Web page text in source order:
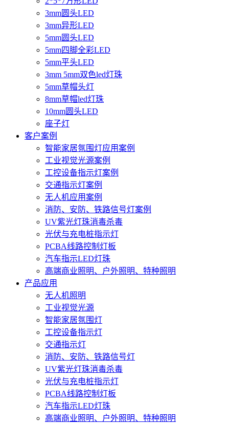
3mm圆头LED
3mm异形LED
5mm圆头LED
5mm四脚全彩LED
5mm平头LED
3mm 5mm双色led灯珠
5mm草帽头灯
8mm草帽led灯珠
10mm圆头LED
座子灯
客户案例
智能家居氛围灯应用案例
工业视觉光源案例
工控设备指示灯案例
交通指示灯案例
无人机应用案例
消防、安防、铁路信号灯案例
UV紫光灯珠消毒杀毒
光伏与充电桩指示灯
PCBA线路控制灯板
汽车指示LED灯珠
高端商业照明、户外照明、特种照明
产品应用
无人机照明
工业视觉光源
智能家居氛围灯
工控设备指示灯
交通指示灯
消防、安防、铁路信号灯
UV紫光灯珠消毒杀毒
光伏与充电桩指示灯
PCBA线路控制灯板
汽车指示LED灯珠
高端商业照明、户外照明、特种照明